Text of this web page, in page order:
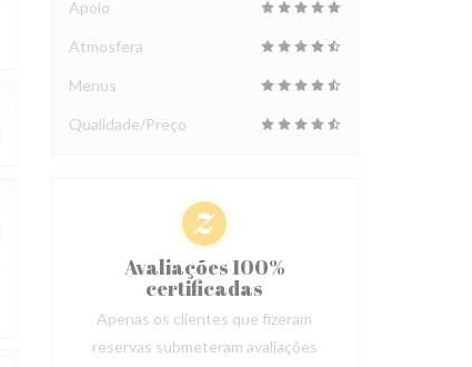
Apoio
Atmosfera
Menus
Qualidade/Preço
Avaliações 100%
certificadas
Apenas os clientes que fizeram
reservas submeteram avaliações